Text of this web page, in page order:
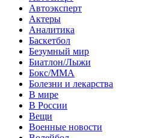
Автоэксперт
Актеры
Аналитика
Баскетбол
Безумный мир
Биатлон/Лыжи
Бокс/MMA
Болезни и лекарства
В мире
В России
Вещи
Военные новости